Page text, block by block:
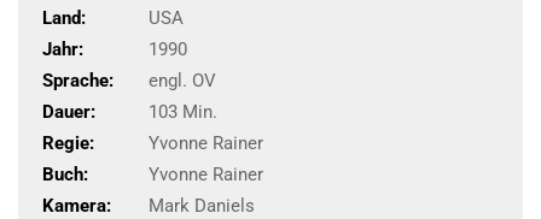
Land:
USA
Jahr:
1990
Sprache:
engl. OV
Dauer:
103 Min.
Regie:
Yvonne Rainer
Buch:
Yvonne Rainer
Kamera:
Mark Daniels